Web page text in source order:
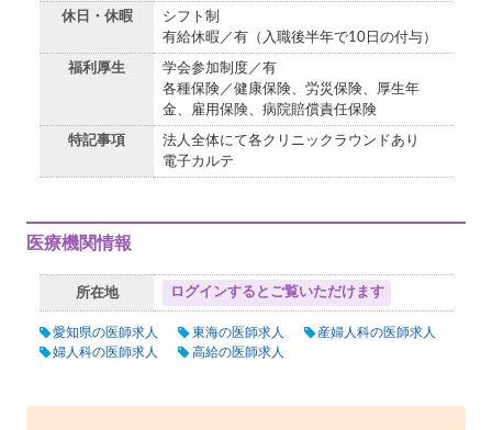
休日・休暇
シフト制
有給休暇／有（入職後半年で10日の付与）
福利厚生
学会参加制度／有
各種保険／健康保険、労災保険、厚生年
金、雇用保険、病院賠償責任保険
特記事項
法人全体にて各クリニックラウンドあり
電子カルテ
医療機関情報
所在地 ログインするとご覧いただけます
愛知県の医師求人 東海の医師求人
産婦人科の医師求人
婦人科の医師求人
高給の医師求人